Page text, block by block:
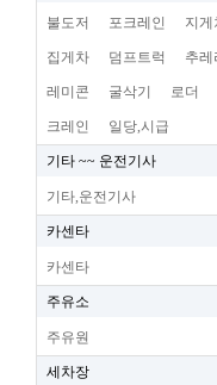
불도저 포크레인 지게
집게차 덤프트럭 추레
레미콘 굴삭기 로더
크레인 일당,시급
기타 ~~ 운전기사
기타,운전기사
카센타
카센타
주유소
주유원
세차장